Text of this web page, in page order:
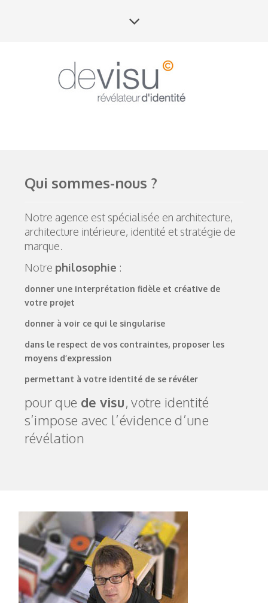
Qui sommes-nous ?
Notre agence est spécialisée en architecture,
architecture intérieure, identité et stratégie de
marque.
Notre philosophie :
donner une interprétation fidèle et créative de
votre projet
donner à voir ce qui le singularise
dans le respect de vos contraintes, proposer les
moyens d’expression
permettant à votre identité de se révéler
pour que de visu, votre identité
s’impose avec l’évidence d’une
révélation